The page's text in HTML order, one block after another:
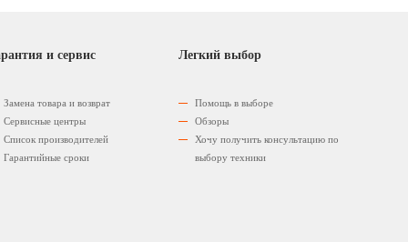
и сервис
Замена товара и возврат
Сервисные центры
Список производителей
Гарантийные сроки
Легкий выбор
Помощь в выборе
Обзоры
Хочу получить консультацию по
выбору техники